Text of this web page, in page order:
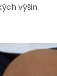
výšin.